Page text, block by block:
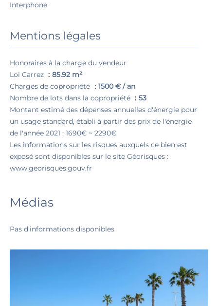
Interphone
Mentions légales
Honoraires à la charge du vendeur
Loi Carrez
85.92 m²
Charges de copropriété
1500 € / an
Nombre de lots dans la copropriété
53
Montant estimé des dépenses annuelles d'énergie pour
un usage standard, établi à partir des prix de l'énergie
de l'année 2021 : 1690€ ~ 2290€
Les informations sur les risques auxquels ce bien est
exposé sont disponibles sur le site Géorisques :
www.georisques.gouv.fr
Médias
Pas d'informations disponibles